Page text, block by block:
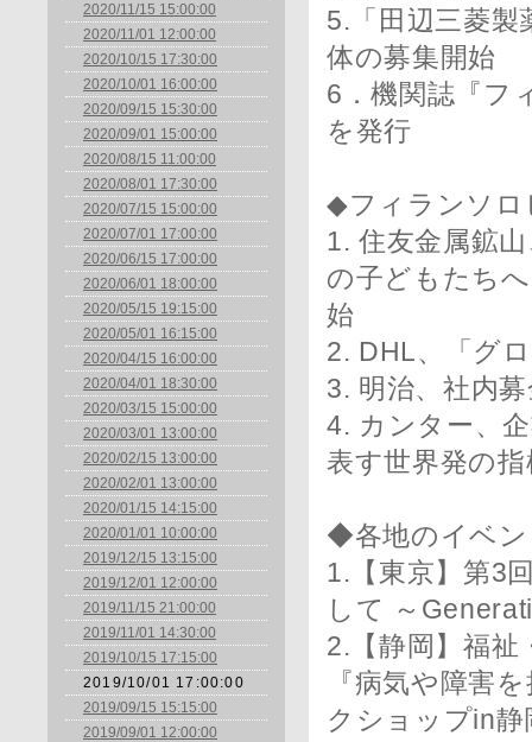
2020/11/15 15:00:00
2020/11/01 12:00:00
2020/10/15 17:30:00
2020/10/01 16:00:00
2020/09/15 15:30:00
2020/09/01 15:00:00
2020/08/15 11:00:00
2020/08/01 17:30:00
2020/07/15 15:00:00
2020/07/01 17:00:00
2020/06/15 17:00:00
2020/06/01 18:00:00
2020/05/15 19:15:00
2020/05/01 16:15:00
2020/04/15 16:00:00
2020/04/01 18:30:00
2020/03/15 15:00:00
2020/03/01 13:00:00
2020/02/15 13:00:00
2020/02/01 13:00:00
2020/01/15 14:15:00
2020/01/01 10:00:00
2019/12/15 13:15:00
2019/12/01 12:00:00
2019/11/15 21:00:00
2019/11/01 14:30:00
2019/10/15 17:15:00
2019/10/01 17:00:00
2019/09/15 15:15:00
2019/09/01 12:00:00
5.「田辺三菱
体の募集開始
6．機関誌『フ
を発行
◆フィランソロ
1. 住友金属鉱
の子どもたち
始
2. DHL、「グ
3. 明治、社内
4. カンター、
表す世界発の指
◆各地のイベ
1.【東京】第3
して ～
2.【静岡】福祉
『病気や障害
クショップin静